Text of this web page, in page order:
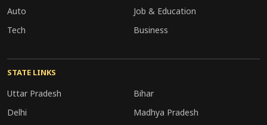
Auto
Tech
Job & Education
Business
STATE LINKS
Uttar Pradesh
Bihar
Delhi
Madhya Pradesh